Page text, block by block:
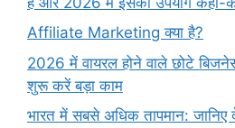
Affiliate Marketing क्या है?
2026 में वायरल होने वाले छोटे
शुरू करें बड़ा काम
भारत में सबसे अधिक तापमान: